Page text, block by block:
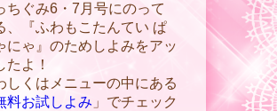
ちぐみ6・7月号にのって
、『ふわもこたんてい ぱ
にゃ』のためしよみをアッ
たよ！
しくはメニューの中にある
料お試しよみ 」でチェック